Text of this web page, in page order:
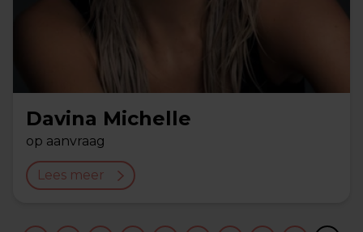
Davina Michelle
op aanvraag
Lees meer